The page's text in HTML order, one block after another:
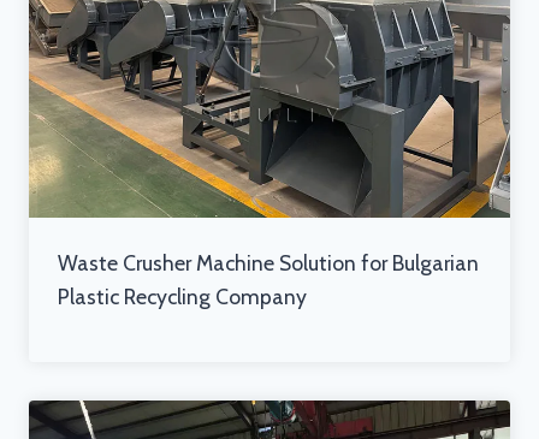
Waste Crusher Machine Solution for Bulgarian
Plastic Recycling Company